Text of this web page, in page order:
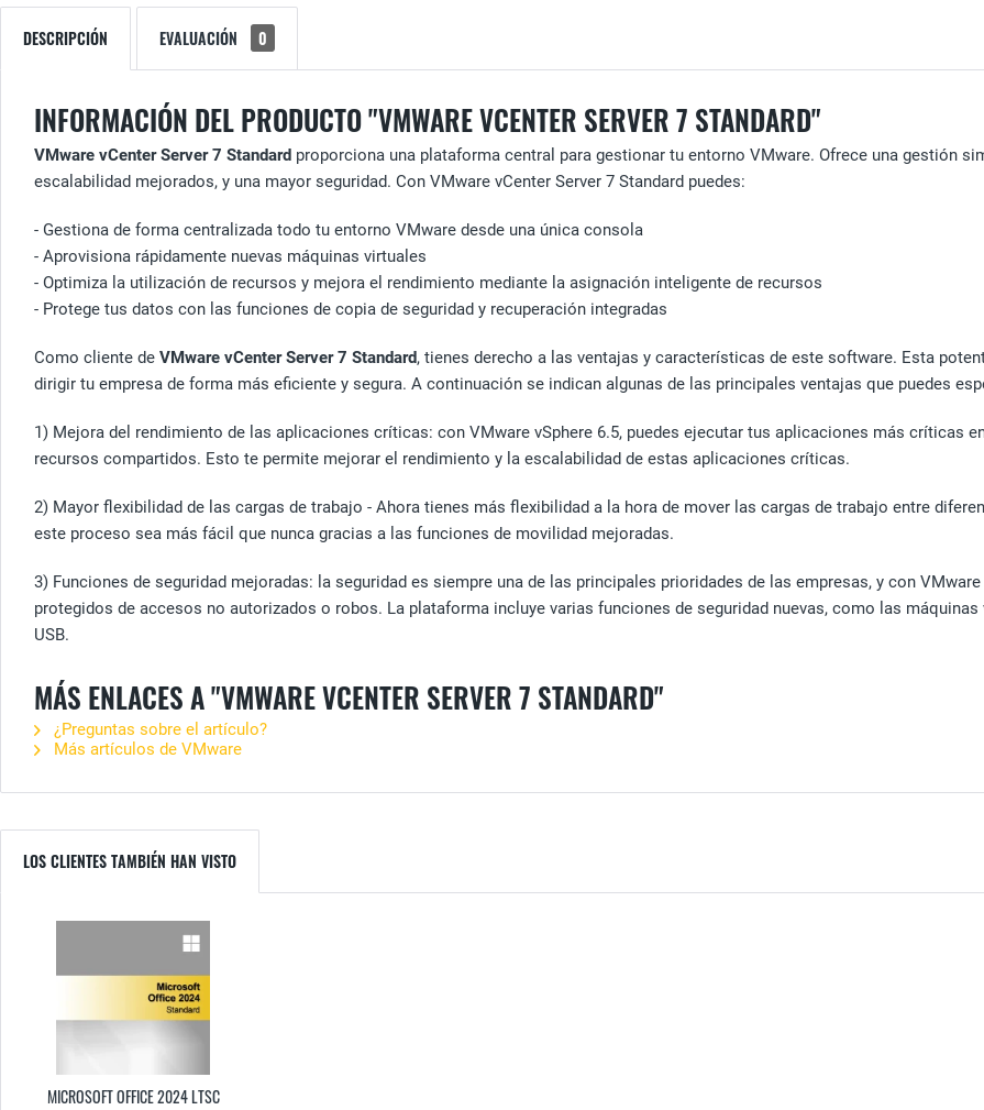
DESCRIPCIÓN EVALUACIÓN 0
INFORMACIÓN DEL PRODUCTO "VMWARE VCENTER SERVER 7 STANDARD"
VMware vCenter Server 7 Standard proporciona una plataforma central para gestionar tu entorno VMware. Ofrece una gestión
escalabilidad mejorados, y una mayor seguridad. Con VMware vCenter Server 7 Standard puedes:
- Gestiona de forma centralizada todo tu entorno VMware desde una única consola
- Aprovisiona rápidamente nuevas máquinas virtuales
- Optimiza la utilización de recursos y mejora el rendimiento mediante la asignación inteligente de recursos
- Protege tus datos con las funciones de copia de seguridad y recuperación integradas
Como cliente de VMware vCenter Server 7 Standard, tienes derecho a las ventajas y características de este software. Esta
dirigir tu empresa de forma más eficiente y segura. A continuación se indican algunas de las principales ventajas que puedes
1) Mejora del rendimiento de las aplicaciones críticas: con VMware vSphere 6.5, puedes ejecutar tus aplicaciones más críticas
recursos compartidos. Esto te permite mejorar el rendimiento y la escalabilidad de estas aplicaciones críticas.
2) Mayor flexibilidad de las cargas de trabajo - Ahora tienes más flexibilidad a la hora de mover las cargas de trabajo entre
este proceso sea más fácil que nunca gracias a las funciones de movilidad mejoradas.
3) Funciones de seguridad mejoradas: la seguridad es siempre una de las principales prioridades de las empresas, y con
protegidos de accesos no autorizados o robos. La plataforma incluye varias funciones de seguridad nuevas, como las
USB.
MÁS ENLACES A "VMWARE VCENTER SERVER 7 STANDARD"
¿Preguntas sobre el artículo?
Más artículos de VMware
LOS CLIENTES TAMBIÉN HAN VISTO
MICROSOFT OFFICE 2024 LTSC